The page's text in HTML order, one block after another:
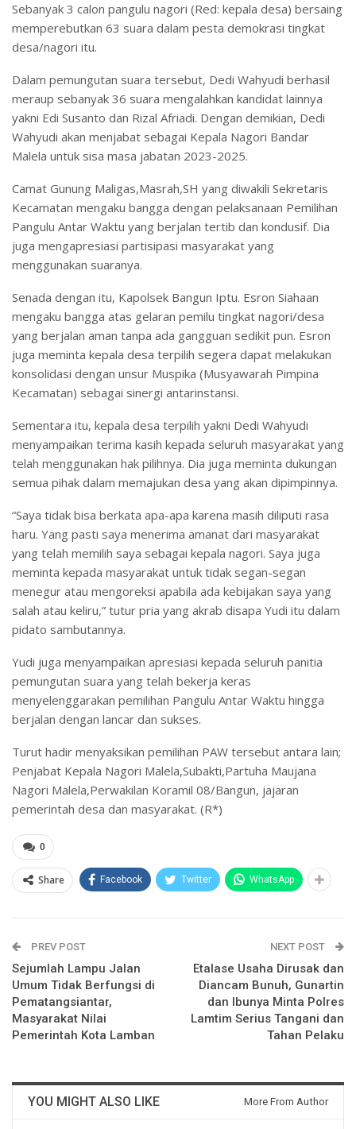
Sebanyak 3 calon pangulu nagori (Red: kepala desa) bersaing
memperebutkan 63 suara dalam pesta demokrasi tingkat
desa/nagori itu.
Dalam pemungutan suara tersebut, Dedi Wahyudi berhasil
meraup sebanyak 36 suara mengalahkan kandidat lainnya
yakni Edi Susanto dan Rizal Afriadi. Dengan demikian, Dedi
Wahyudi akan menjabat sebagai Kepala Nagori Bandar
Malela untuk sisa masa jabatan 2023-2025.
Camat Gunung Maligas,Masrah,SH yang diwakili Sekretaris
Kecamatan mengaku bangga dengan pelaksanaan Pemilihan
Pangulu Antar Waktu yang berjalan tertib dan kondusif. Dia
juga mengapresiasi partisipasi masyarakat yang
menggunakan suaranya.
Senada dengan itu, Kapolsek Bangun Iptu. Esron Siahaan
mengaku bangga atas gelaran pemilu tingkat nagori/desa
yang berjalan aman tanpa ada gangguan sedikit pun. Esron
juga meminta kepala desa terpilih segera dapat melakukan
konsolidasi dengan unsur Muspika (Musyawarah Pimpina
Kecamatan) sebagai sinergi antarinstansi.
Sementara itu, kepala desa terpilih yakni Dedi Wahyudi
menyampaikan terima kasih kepada seluruh masyarakat yang
telah menggunakan hak pilihnya. Dia juga meminta dukungan
semua pihak dalam memajukan desa yang akan dipimpinnya.
“Saya tidak bisa berkata apa-apa karena masih diliputi rasa
haru. Yang pasti saya menerima amanat dari masyarakat
yang telah memilih saya sebagai kepala nagori. Saya juga
meminta kepada masyarakat untuk tidak segan-segan
menegur atau mengoreksi apabila ada kebijakan saya yang
salah atau keliru,” tutur pria yang akrab disapa Yudi itu dalam
pidato sambutannya.
Yudi juga menyampaikan apresiasi kepada seluruh panitia
pemungutan suara yang telah bekerja keras
menyelenggarakan pemilihan Pangulu Antar Waktu hingga
berjalan dengan lancar dan sukses.
Turut hadir menyaksikan pemilihan PAW tersebut antara lain;
Penjabat Kepala Nagori Malela,Subakti,Partuha Maujana
Nagori Malela,Perwakilan Koramil 08/Bangun, jajaran
pemerintah desa dan masyarakat. (R*)
0
Share Facebook Twitter WhatsApp
PREV POST
Sejumlah Lampu Jalan
Umum Tidak Berfungsi di
Pematangsiantar,
Masyarakat Nilai
Pemerintah Kota Lamban
NEXT POST
Etalase Usaha Dirusak dan
Diancam Bunuh, Gunartin
dan Ibunya Minta Polres
Lamtim Serius Tangani dan
Tahan Pelaku
YOU MIGHT ALSO LIKE More From Author